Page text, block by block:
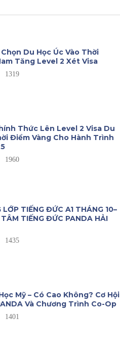
Du Học Úc Vào Thời
Tăng Level 2 Xét Visa
1319
Thức Lên Level 2 Visa Du
Điểm Vàng Cho Hành Trình
1960
LỚP TIẾNG ĐỨC A1 THÁNG 10–
TIẾNG ĐỨC PANDA HẢI
1435
Mỹ – Có Cao Không? Cơ Hội
Và Chương Trình Co-Op
1401